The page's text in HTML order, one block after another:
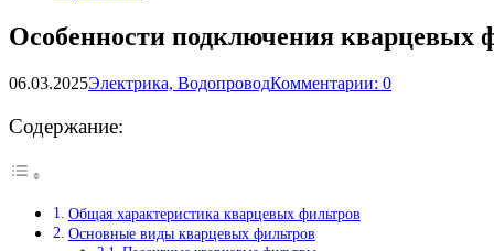
Особенности подключения кварцевых
06.03.2025Электрика, ВодопроводКомментарии: 0
Содержание:
Общая характеристика кварцевых фильтров
Основные виды кварцевых фильтров